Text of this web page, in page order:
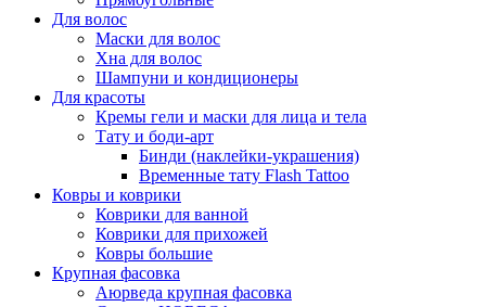
Для волос
Маски для волос
Хна для волос
Шампуни и кондиционеры
Для красоты
Кремы гели и маски для лица и тела
Тату и боди-арт
Бинди (наклейки-украшения)
Временные тату Flash Tattoo
Ковры и коврики
Коврики для ванной
Коврики для прихожей
Ковры большие
Крупная фасовка
Аюрведа крупная фасовка